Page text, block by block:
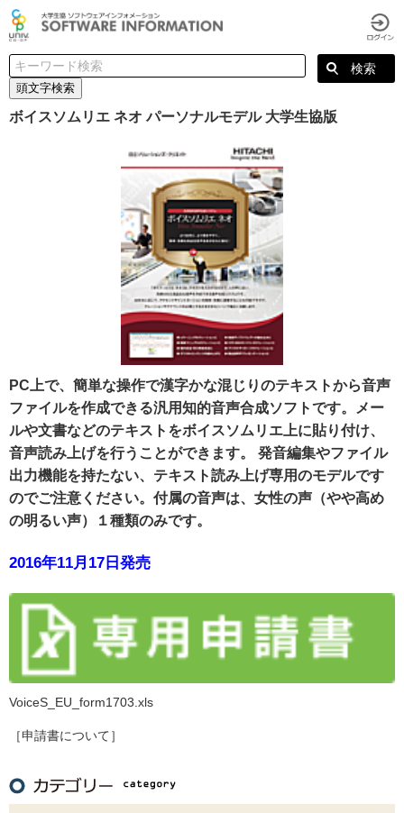
頭文字検索
ボイスソムリエ ネオ パーソナルモデル 大学生協版
PC上で、簡単な操作で漢字かな混じりのテキストから音声
ファイルを作成できる汎用知的音声合成ソフトです。メー
ルや文書などのテキストをボイスソムリエ上に貼り付け、
音声読み上げを行うことができます。 発音編集やファイル
出力機能を持たない、テキスト読み上げ専用のモデルです
のでご注意ください。付属の音声は、女性の声（やや高め
の明るい声）１種類のみです。
2016年11月17日発売
VoiceS_EU_form1703.xls
［申請書について］